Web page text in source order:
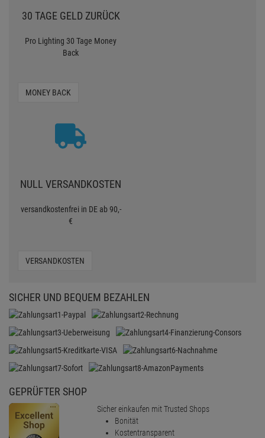
30 TAGE GELD ZURÜCK
Pro Lighting 30 Tage Money
Back
MONEY BACK
NULL VERSANDKOSTEN
versandkostenfrei in DE ab 90,-
€
VERSANDKOSTEN
SICHER UND BEQUEM BEZAHLEN
GEPRÜFTER SHOP
Sicher einkaufen mit Trusted Shops
Bonität
Kostentransparent